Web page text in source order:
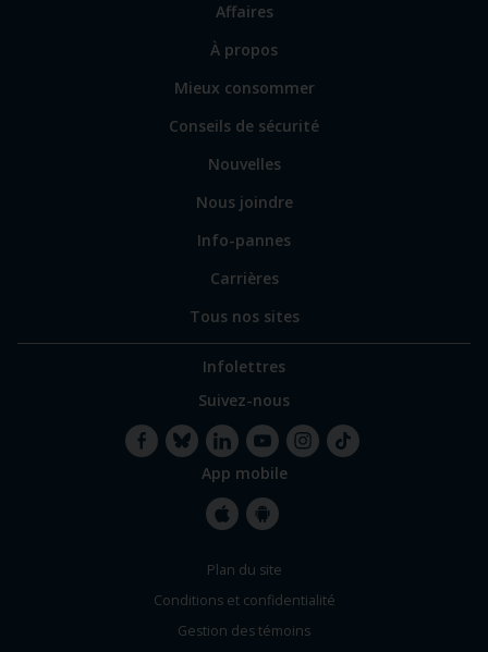
les
principales
Affaires
Lien
certains
sites
À propos
Mieux consommer
Conseils de sécurité
Nouvelles
Nous joindre
Info-pannes
Carrières
Tous nos sites
Infolettres
Suivez-nous
BlueskyLinkedInYouTube
App mobile
StoreStore
Plan du site
Conditions et confidentialité
Gestion des témoins